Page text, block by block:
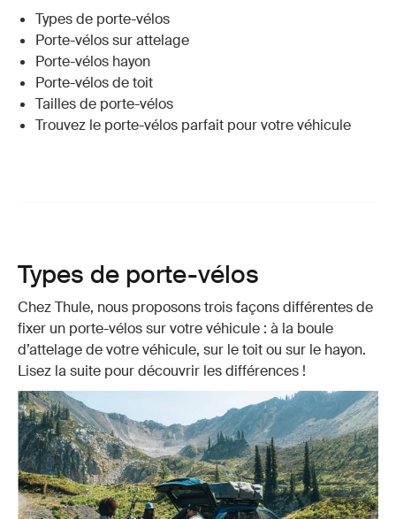
Types de porte-vélos
Porte-vélos sur attelage
Porte-vélos hayon
Porte-vélos de toit
Tailles de porte-vélos
Trouvez le porte-vélos parfait pour votre véhicule
Types de porte-vélos
Chez Thule, nous proposons trois façons différentes de
fixer un porte-vélos sur votre véhicule : à la boule
d’attelage de votre véhicule, sur le toit ou sur le hayon.
Lisez la suite pour découvrir les différences !